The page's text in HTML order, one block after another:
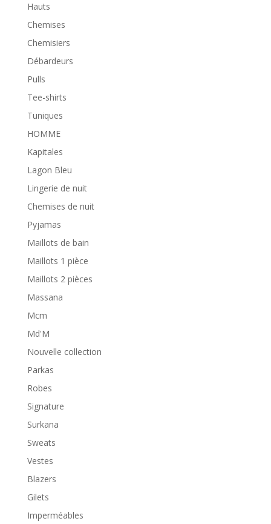
Hauts
Chemises
Chemisiers
Débardeurs
Pulls
Tee-shirts
Tuniques
HOMME
Kapitales
Lagon Bleu
Lingerie de nuit
Chemises de nuit
Pyjamas
Maillots de bain
Maillots 1 pièce
Maillots 2 pièces
Massana
Mcm
Md'M
Nouvelle collection
Parkas
Robes
Signature
Surkana
Sweats
Vestes
Blazers
Gilets
Imperméables